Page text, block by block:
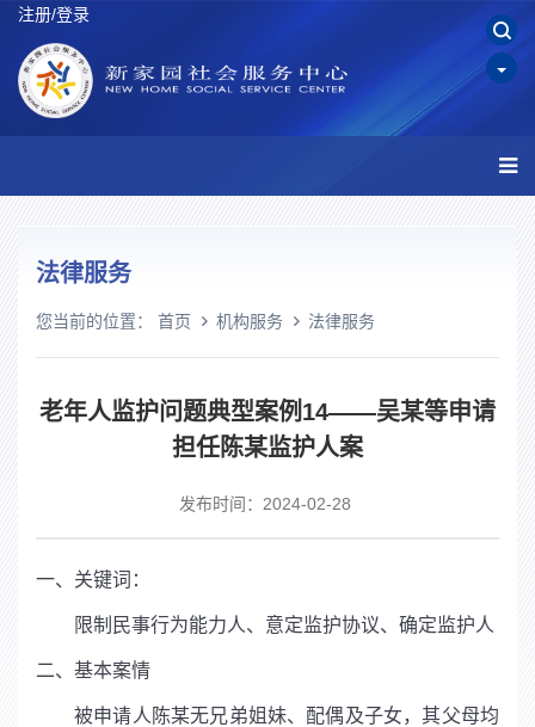
注册/登录
法律服务
您当前的位置： 首页 机构服务 法律服务
老年人监护问题典型案例14——吴某等申请
担任陈某监护人案
发布时间：2024-02-28
一、关键词：
限制民事行为能力人、意定监护协议、确定监护人
二、基本案情
被申请人陈某无兄弟姐妹、配偶及子女，其父母均